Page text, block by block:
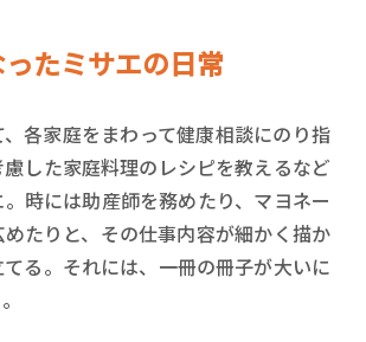
たミサエの日常
各家庭をまわって健康相談にのり指
した家庭料理のレシピを教えるなど
時には助産師を務めたり、マヨネー
たりと、その仕事内容が細かく描か
る。それには、一冊の冊子が大いに